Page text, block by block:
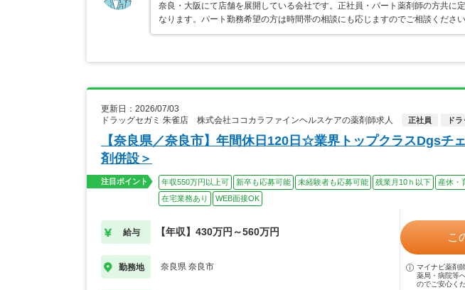
奈良・大阪にて店舗を展開している会社です。正社員・パート薬剤師の方共に
なります。パート勤務希望の方は時間帯の相談にも応じますのでご相談ください
更新日：2026/07/03
ドラッグセガミ 朱雀店 株式会社ココカラファインヘルスケアの薬剤師求人
正社員 ド
【奈良県／奈良市】年間休日120日☆業界トップクラスDgsチ
剤併設＞
注目ポイント 年収550万円以上可 新卒も応募可能 未経験者も応募可能 残業月10ｈ以下 産休・
在宅業務あり
WEB面接OK
給与 【年収】430万円～560万円
勤務地 奈良県 奈良市
こ
マイナビ薬剤
薬局・病院等
のでご安心く